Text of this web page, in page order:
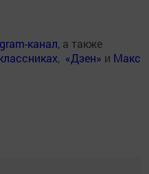
канал, а также
, «Дзен» и Макс